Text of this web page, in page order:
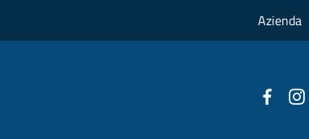
Azienda